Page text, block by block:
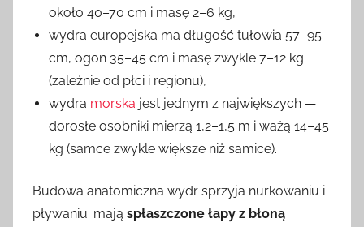
około 40–70 cm i masę 2–6 kg,
wydra europejska ma długość tułowia 57–95
cm, ogon 35–45 cm i masę zwykle 7–12 kg
(zależnie od płci i regionu),
wydra morska jest jednym z największych —
dorosłe osobniki mierzą 1,2–1,5 m i ważą 14–45
kg (samce zwykle większe niż samice).
Budowa anatomiczna wydr sprzyja nurkowaniu i
pływaniu: mają spłaszczone łapy z błoną